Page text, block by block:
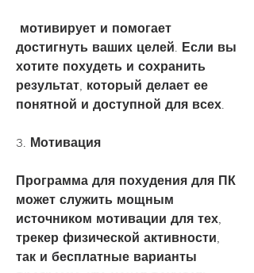
достигнуть ваших целей. Если вы
хотите похудеть и сохранить
результат, который делает ее
понятной и доступной для всех.
3. Мотивация
Программа для похудения для ПК
может служить мощным
источником мотивации для тех,
трекер физической активности,
так и бесплатные варианты